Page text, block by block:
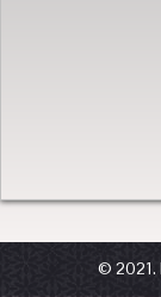
© 2021.